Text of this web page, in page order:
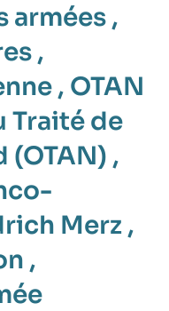
armées ,
,
, OTAN
Traité de
,
Merz,
,